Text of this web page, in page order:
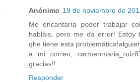
Anónimo 19 de noviembre de
Me encantaría poder trabajar
habláis, pero me da error! Estoy
qhe tiene esta
a mi correo,
gracias!!
Responder